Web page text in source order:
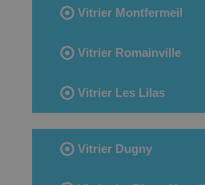
Vitrier Montfermeil
Vitrier Romainville
Vitrier Les Lilas
Vitrier Dugny